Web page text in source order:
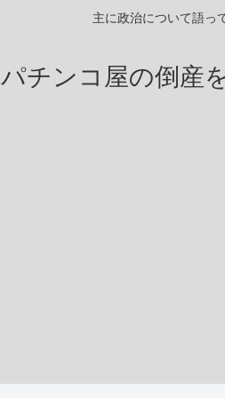
主に政治について語っ
パチンコ屋の倒産